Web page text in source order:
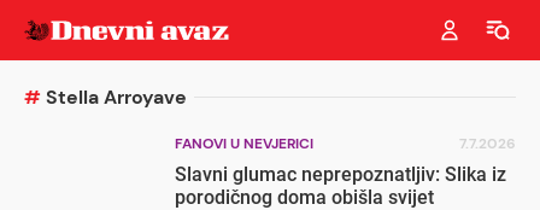
#Stella Arroyave
FANOVI U NEVJERICI 7.7.2026
Slavni glumac neprepoznatljiv: Slika iz
porodičnog doma obišla svijet